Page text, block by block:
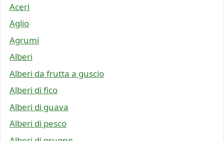
Aceri
Aglio
Agrumi
Alberi
Alberi da frutta a guscio
Alberi di fico
Alberi di guava
Alberi di pesco